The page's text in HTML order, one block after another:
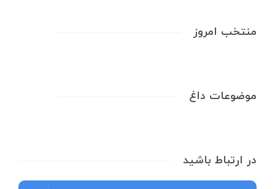
منتخب امروز
موضوعات داغ
در ارتباط باشید